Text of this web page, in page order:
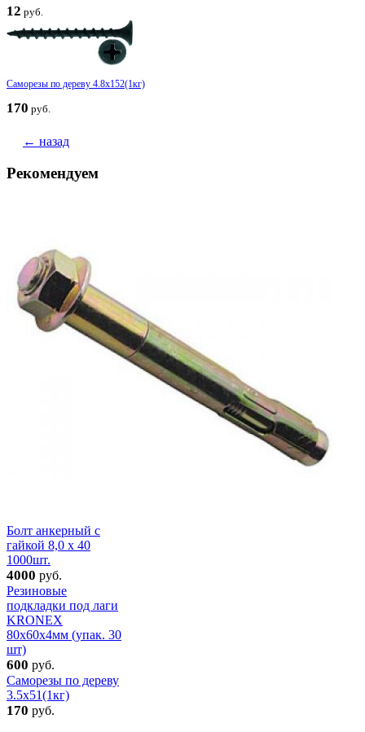
12 руб.
Саморезы по дереву 4.8x152(1кг)
170 руб.
← назад
Рекомендуем
Болт анкерный с
гайкой 8,0 х 40
1000шт.
4000 руб.
Резиновые
подкладки под лаги
KRONEX
80х60х4мм (упак. 30
шт)
600 руб.
Саморезы по дереву
3.5x51(1кг)
170 руб.